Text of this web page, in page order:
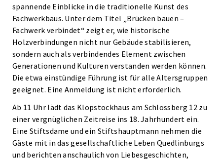
spannende Einblicke in die traditionelle Kunst des
Fachwerkbaus. Unter dem Titel „Brücken bauen –
Fachwerk verbindet“ zeigt er, wie historische
Holzverbindungen nicht nur Gebäude stabilisieren,
sondern auch als verbindendes Element zwischen
Generationen und Kulturen verstanden werden können.
Die etwa einstündige Führung ist für alle Altersgruppen
geeignet. Eine Anmeldung ist nicht erforderlich.
Ab 11 Uhr lädt das Klopstockhaus am Schlossberg 12 zu
einer vergnüglichen Zeitreise ins 18. Jahrhundert ein.
Eine Stiftsdame und ein Stiftshauptmann nehmen die
Gäste mit in das gesellschaftliche Leben Quedlinburgs
und berichten anschaulich von Liebesgeschichten,